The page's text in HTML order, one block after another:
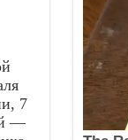
7
—